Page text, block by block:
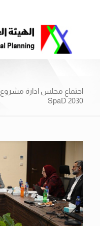
SpaD 2030